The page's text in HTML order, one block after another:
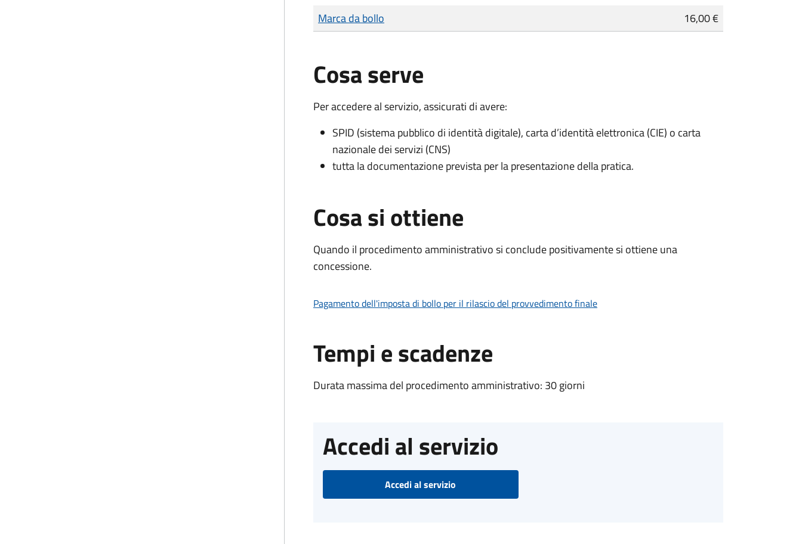
Tipo di pagamento
Importo
Marca da bollo 16,00 €
Cosa serve
Per accedere al servizio, assicurati di avere:
SPID (sistema pubblico di identità digitale), carta d’identità elettronica (CIE) o carta
nazionale dei servizi (CNS)
tutta la documentazione prevista per la presentazione della pratica.
Cosa si ottiene
Quando il procedimento amministrativo si conclude positivamente si ottiene una
concessione.
Pagamento dell'imposta di bollo per il rilascio del provvedimento finale
Tempi e scadenze
Durata massima del procedimento amministrativo: 30 giorni
Accedi al servizio
Accedi al servizio